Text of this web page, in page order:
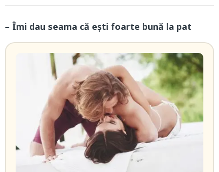
– Îmi dau seama că ești foarte bună la pat